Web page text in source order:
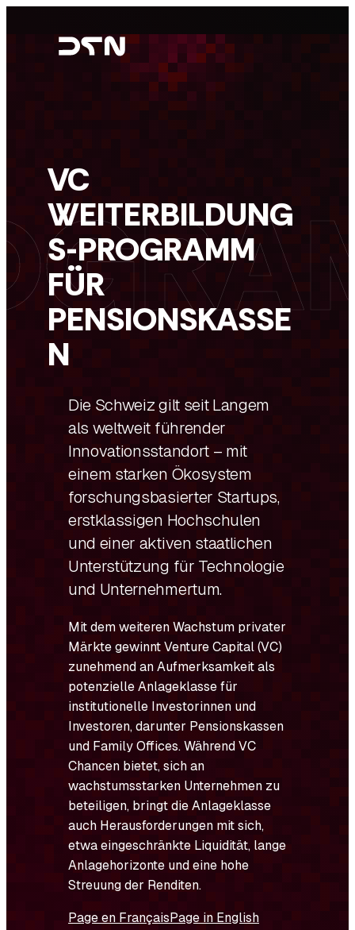
VC
WEITERBILDUNG
S-PROGRAMM
FÜR
PENSIONSKASSE
N
Die Schweiz gilt seit Langem
als weltweit führender
Innovationsstandort – mit
einem starken Ökosystem
forschungsbasierter Startups,
erstklassigen Hochschulen
und einer aktiven staatlichen
Unterstützung für Technologie
und Unternehmertum.
Mit dem weiteren Wachstum privater
Märkte gewinnt Venture Capital (VC)
zunehmend an Aufmerksamkeit als
potenzielle Anlageklasse für
institutionelle Investorinnen und
Investoren, darunter Pensionskassen
und Family Offices. Während VC
Chancen bietet, sich an
wachstumsstarken Unternehmen zu
beteiligen, bringt die Anlageklasse
auch Herausforderungen mit sich,
etwa eingeschränkte Liquidität, lange
Anlagehorizonte und eine hohe
Streuung der Renditen.
Page en FrançaisPage in English